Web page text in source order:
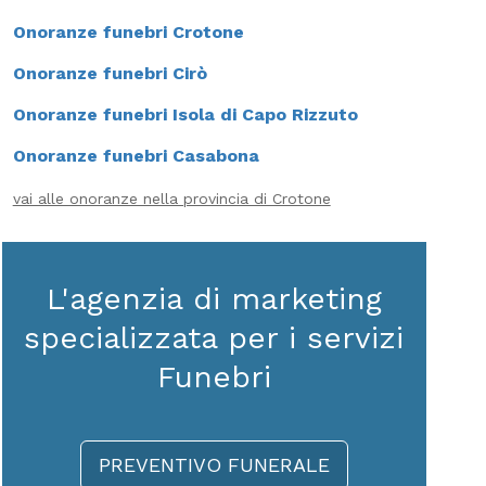
Onoranze funebri Crotone
Onoranze funebri Cirò
Onoranze funebri Isola di Capo Rizzuto
Onoranze funebri Casabona
vai alle onoranze nella provincia di Crotone
L'agenzia di marketing
specializzata per i servizi
Funebri
PREVENTIVO FUNERALE